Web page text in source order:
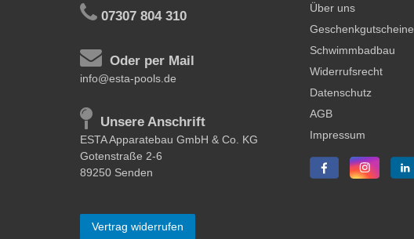
07307 804 310
Oder per Mail
info@esta-pools.de
Unsere Anschrift
ESTA Apparatebau GmbH & Co. KG
Gotenstraße 2-6
89250 Senden
Vertrag widerrufen
Über uns
Geschenkgutscheine
Schwimmbadbau
Widerrufsrecht
Datenschutz
AGB
Impressum